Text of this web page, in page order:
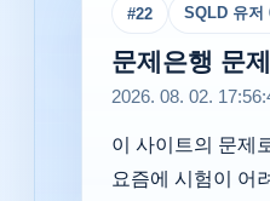
#22 SQLD 유저
문제은행 문
2026. 08. 02.
이 사이트의 문제
요즘에 시험이 어